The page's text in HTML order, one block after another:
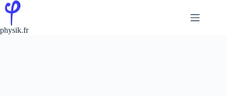
Passer
au
contenu
physik.fr